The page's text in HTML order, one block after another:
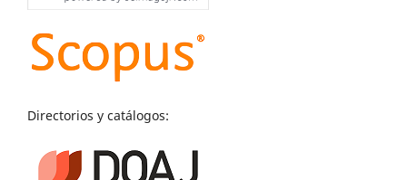
Directorios y catálogos: